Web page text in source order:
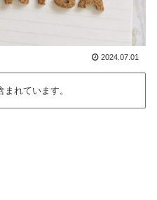
2024.07.01
れています。